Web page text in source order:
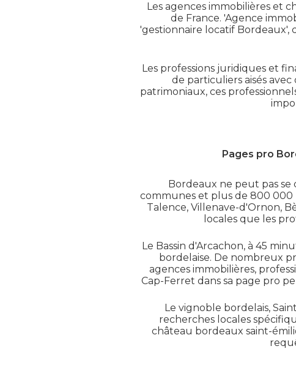
Les agences immobilières et
de France. 'Agence
'gestionnaire locatif Bordeaux',
Les professions juridiques et
de particuliers aisés
patrimoniaux, ces
Pages pro
Bordeaux ne peut pas
communes et plus de 800 000
Talence, Villenave-d'Ornon,
locales que les
Le Bassin d'Arcachon, à 45
bordelaise. De nombreux
agences immobilières,
Cap-Ferret dans sa page pro
Le vignoble bordelais,
recherches locales
château bordeaux saint-